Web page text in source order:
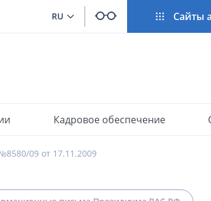
RU Сайты
Кадровое обеспечение
09 от 17.11.2009